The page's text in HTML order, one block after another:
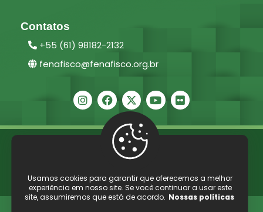
Contatos
+55 (61) 98182-2132
fenafisco@fenafisco.org.br
Fenafisco –Direitos reservados.
/Termos e Condições de Uso
Powered byWebDesignBrasil
Usamos cookies para garantir que oferecemos a melhor
experiência em nosso site. Se você continuar a usar este
site, assumiremos que está de acordo. Nossas políticas